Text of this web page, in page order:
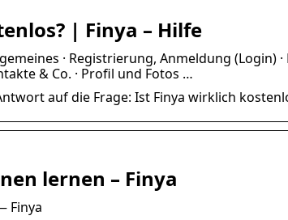
| Finya – Hilfe
· Registrierung, Anmeldung (Login)
& Co. · Profil und Fotos …
auf die Frage: Ist Finya wirklich
lernen – Finya
Finya